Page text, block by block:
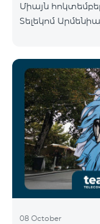
Միայն
Տելեկոմ
փաթեթներից
համակարգերը
Խելացի
Ղեկավարման Սարք
համար
մոտենալ տաղավար։ Առաջարկը
նոր միացող
08 October